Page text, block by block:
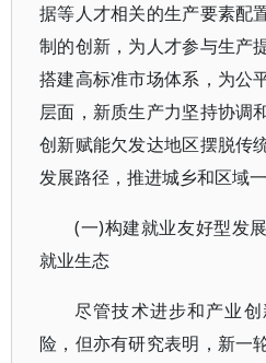
据等人才相关的生产要素配
制的创新，为人才参与生产
搭建高标准市场体系，为公
层面，新质生产力坚持协调
创新赋能欠发达地区摆脱传
发展路径，推进城乡和区域一
(一)构建就业友好型发
就业生态
尽管技术进步和产业
险，但亦有研究表明，新一